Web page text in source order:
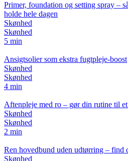
Primer, foundation og setting spray –
holde hele dagen
Skønhed
Skønhed
5 min
Ansigtsolier som ekstra fugtpleje-boost
Skønhed
Skønhed
4 min
Aftenpleje med ro – gør din rutine til
Skønhed
Skønhed
2 min
Ren hovedbund uden udtørring – find
Skønhed